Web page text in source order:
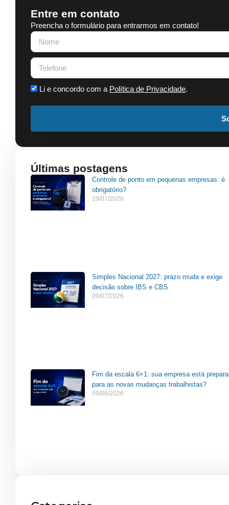
Entre em contato
Preencha o formulário para entrarmos em contato!
Li e concordo com a Política de Privacidade.
Últimas postagens
Controle de ponto em pequenas empresas: é
obrigatório?
29/07/2026
Simples Nacional 2027: prazo muda e exige
decisão sobre IBS e CBS
09/07/2026
Fim da escala 6×1: sua empresa está
para as novas mudanças trabalhistas?
09/06/2026